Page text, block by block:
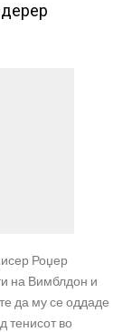
Роџер
на Вимблдон и
да му се оддаде
тенисот во